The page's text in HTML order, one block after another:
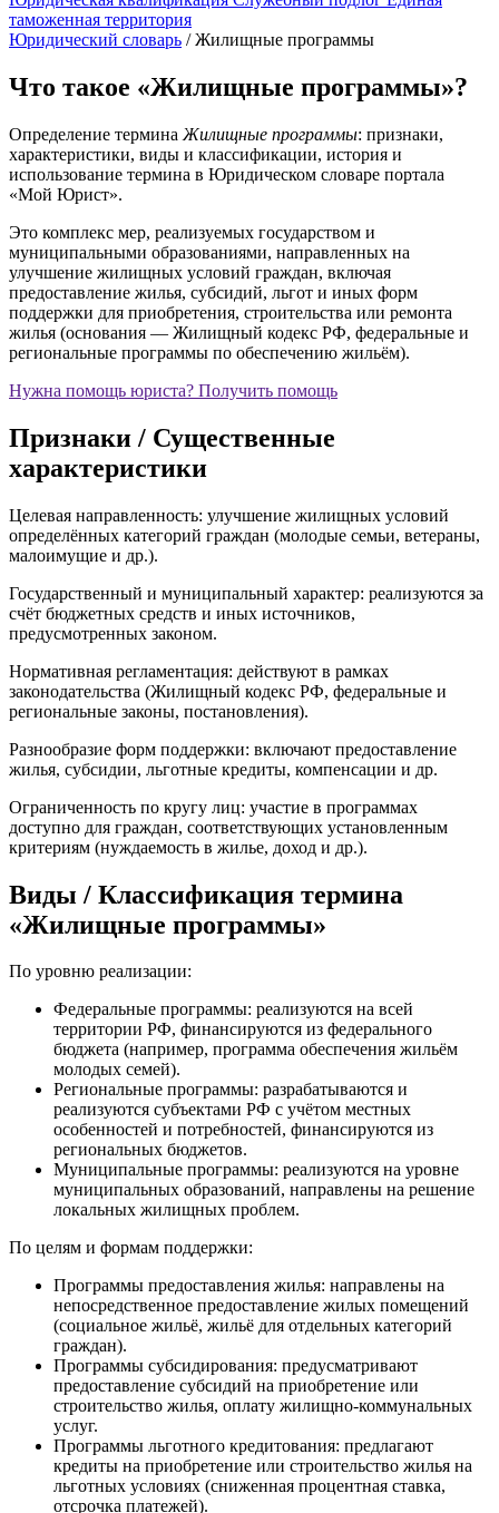
таможенная территория
Юридический словарь /Жилищные программы
Что такое «Жилищные программы»?
Определение термина Жилищные программы: признаки,
характеристики, виды и классификации, история и
использование термина в Юридическом словаре портала
«Мой Юрист».
Это комплекс мер, реализуемых государством и
муниципальными образованиями, направленных на
улучшение жилищных условий граждан, включая
предоставление жилья, субсидий, льгот и иных форм
поддержки для приобретения, строительства или ремонта
жилья (основания — Жилищный кодекс РФ, федеральные и
региональные программы по обеспечению жильём).
Нужна помощь юриста? Получить помощь
Признаки / Существенные
характеристики
Целевая направленность: улучшение жилищных условий
определённых категорий граждан (молодые семьи, ветераны,
малоимущие и др.).
Государственный и муниципальный характер: реализуются за
счёт бюджетных средств и иных источников,
предусмотренных законом.
Нормативная регламентация: действуют в рамках
законодательства (Жилищный кодекс РФ, федеральные и
региональные законы, постановления).
Разнообразие форм поддержки: включают предоставление
жилья, субсидии, льготные кредиты, компенсации и др.
Ограниченность по кругу лиц: участие в программах
доступно для граждан, соответствующих установленным
критериям (нуждаемость в жилье, доход и др.).
Виды / Классификация термина
«Жилищные программы»
По уровню реализации:
Федеральные программы: реализуются на всей
территории РФ, финансируются из федерального
бюджета (например, программа обеспечения жильём
молодых семей).
Региональные программы: разрабатываются и
реализуются субъектами РФ с учётом местных
особенностей и потребностей, финансируются из
региональных бюджетов.
Муниципальные программы: реализуются на уровне
муниципальных образований, направлены на решение
локальных жилищных проблем.
По целям и формам поддержки:
Программы предоставления жилья: направлены на
непосредственное предоставление жилых помещений
(социальное жильё, жильё для отдельных категорий
граждан).
Программы субсидирования: предусматривают
предоставление субсидий на приобретение или
строительство жилья, оплату жилищно-коммунальных
услуг.
Программы льготного кредитования: предлагают
кредиты на приобретение или строительство жилья на
льготных условиях (сниженная процентная ставка,
отсрочка платежей).